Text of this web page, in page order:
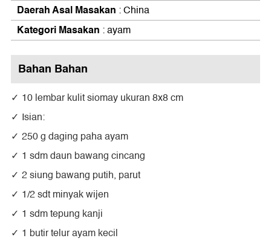
Daerah Asal Masakan : China
Kategori Masakan : ayam
Bahan Bahan
10 lembar kulit siomay ukuran 8x8 cm
Isian:
250 g daging paha ayam
1 sdm daun bawang cincang
2 siung bawang putih, parut
1/2 sdt minyak wijen
1 sdm tepung kanji
1 butir telur ayam kecil